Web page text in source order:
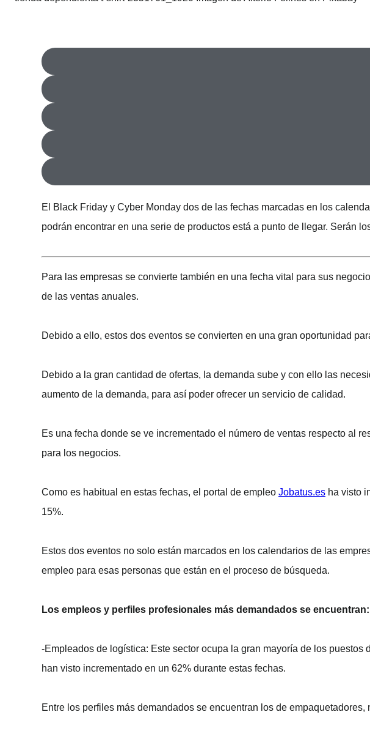
El Black Friday y Cyber Monday dos de las fechas marcadas en los
podrán encontrar en una serie de productos está a punto de llegar. Serán
Para las empresas se convierte también en una fecha vital para sus
de las ventas anuales.
Debido a ello, estos dos eventos se convierten en una gran oportunidad
Debido a la gran cantidad de ofertas, la demanda sube y con ello las
aumento de la demanda, para así poder ofrecer un servicio de calidad.
Es una fecha donde se ve incrementado el número de ventas respecto al
para los negocios.
Como es habitual en estas fechas, el portal de empleo Jobatus.es ha visto
15%.
Estos dos eventos no solo están marcados en los calendarios de las
empleo para esas personas que están en el proceso de búsqueda.
Los empleos y perfiles profesionales más demandados se encuentran:
-Empleados de logística: Este sector ocupa la gran mayoría de los
han visto incrementado en un 62% durante estas fechas.
Entre los perfiles más demandados se encuentran los de empaquetadores,